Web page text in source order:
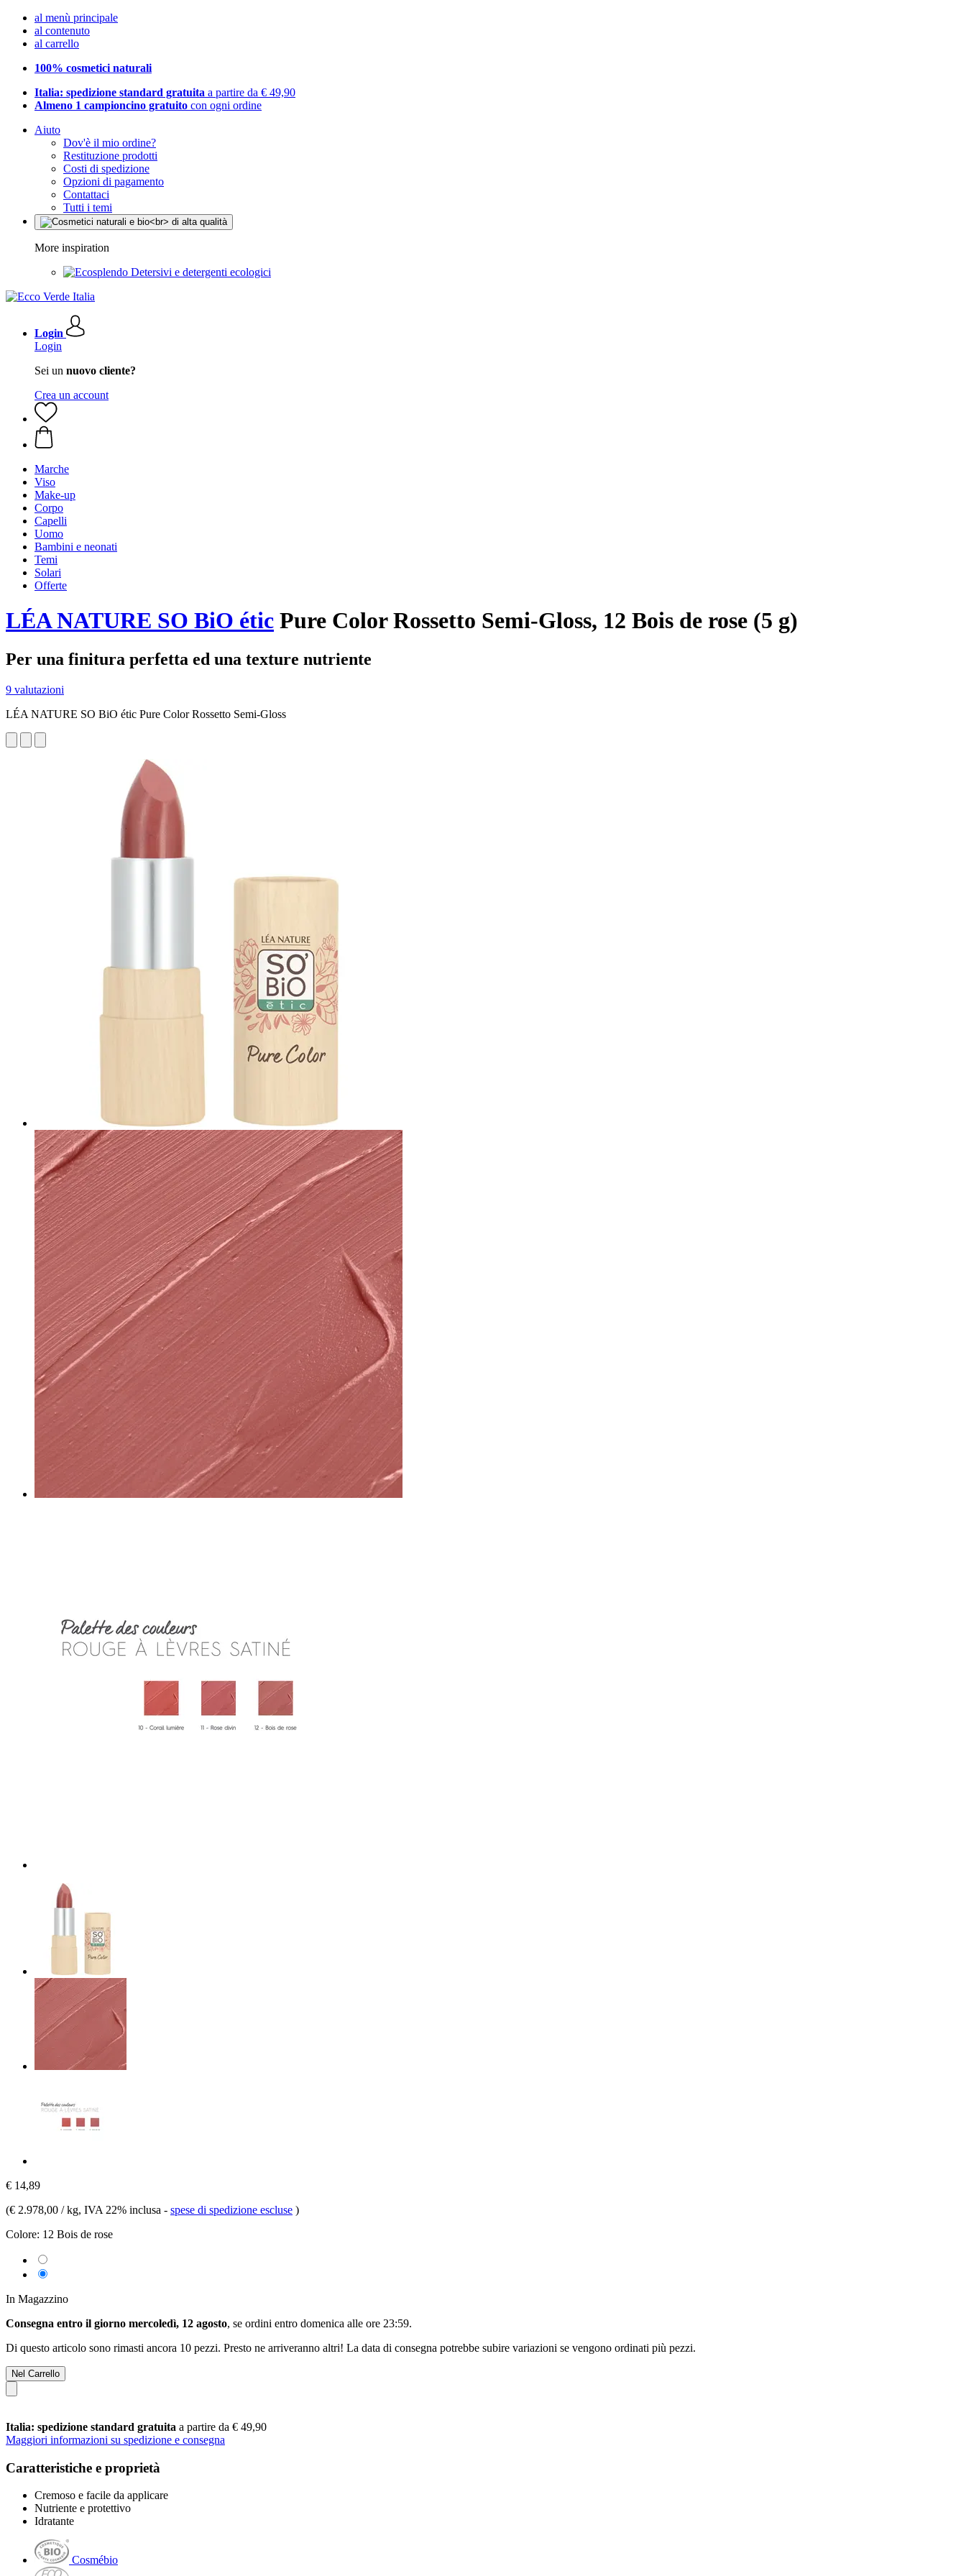
al menù principale
al contenuto
al carrello
100% cosmetici naturali
Italia: spedizione standard gratuita a partire da € 49,90
Almeno 1 campioncino gratuito con ogni ordine
Aiuto
Dov'è il mio ordine?
Restituzione prodotti
Costi di spedizione
Opzioni di pagamento
Contattaci
Tutti i temi
More inspiration
Detersivi e detergenti ecologici
Login
Login
Sei un nuovo cliente?
Crea un account
Marche
Viso
Make-up
Corpo
Capelli
Uomo
Bambini e neonati
Temi
Solari
Offerte
LÉA NATURE SO BiO étic Pure Color Rossetto Semi-Gloss, 12 Bois de rose (5 g)
Per una finitura perfetta ed una texture nutriente
9 valutazioni
LÉA NATURE SO BiO étic Pure Color Rossetto Semi-Gloss
€ 14,89
(€ 2.978,00 / kg, IVA 22% inclusa - spese di spedizione escluse )
Colore: 12 Bois de rose
In Magazzino
Consegna entro il giorno mercoledì, 12 agosto, se ordini entro domenica alle ore 23:59.
Di questo articolo sono rimasti ancora 10 pezzi. Presto ne arriveranno altri! La data di consegna potrebbe subire variazioni se vengono ordinati più pezzi.
Nel Carrello
Italia: spedizione standard gratuita a partire da € 49,90
Maggiori informazioni su spedizione e consegna
Caratteristiche e proprietà
Cremoso e facile da applicare
Nutriente e protettivo
Idratante
Cosmébio